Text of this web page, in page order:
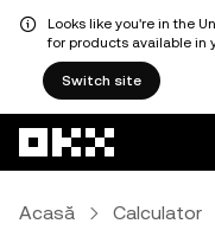
Looks like you're in the
for products available in
Switch site
Acasă Calculator